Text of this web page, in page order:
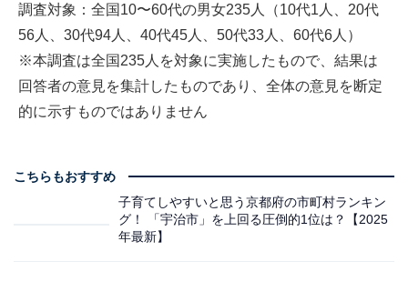
調査対象：全国10〜60代の男女235人（10代1人、20代
56人、30代94人、40代45人、50代33人、60代6人）
※本調査は全国235人を対象に実施したもので、結果は
回答者の意見を集計したものであり、全体の意見を断定
的に示すものではありません
こちらもおすすめ
子育てしやすいと思う京都府の市町村ランキン
グ！ 「宇治市」を上回る圧倒的1位は？【2025
年最新】